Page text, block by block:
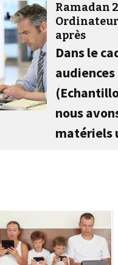
Ramadan
après
Dans le
nous
matériels